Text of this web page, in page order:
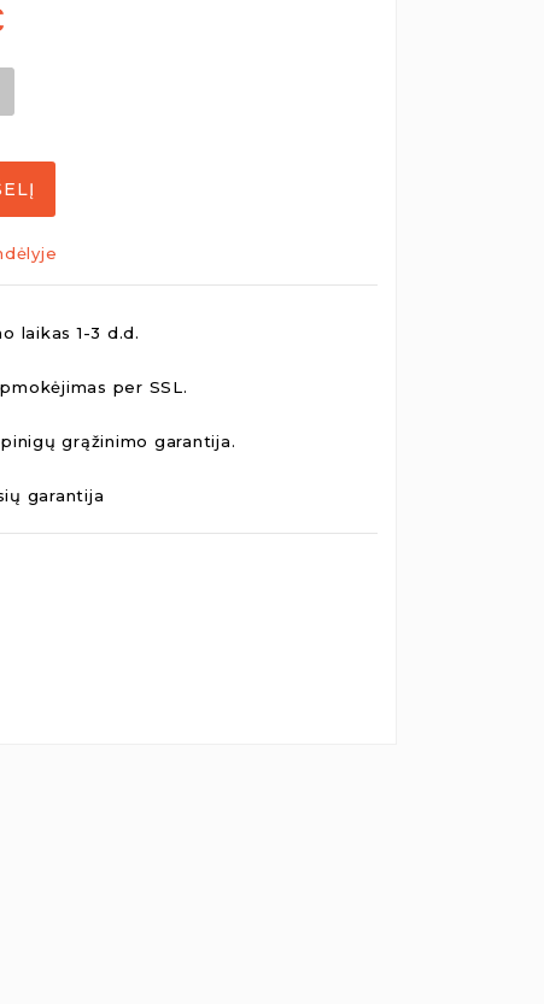
laikas 1-3 d.d.
per SSL.
grąžinimo garantija.
garantija